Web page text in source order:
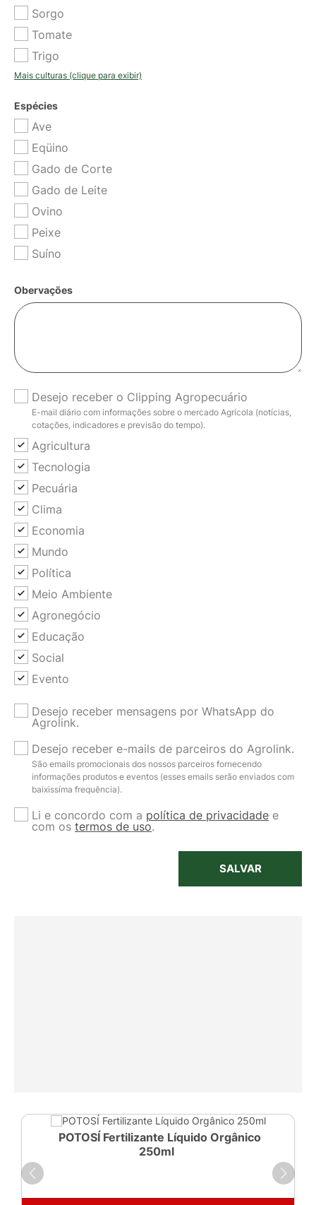
Sorgo
Tomate
Trigo
Mais culturas (clique para exibir)
Espécies
Ave
Eqüino
Gado de Corte
Gado de Leite
Ovino
Peixe
Suíno
Obervações
Desejo receber o Clipping Agropecuário
E-mail diário com informações sobre o mercado Agrícola (notícias,
cotações, indicadores e previsão do tempo).
Agricultura
Tecnologia
Pecuária
Clima
Economia
Mundo
Política
Meio Ambiente
Agronegócio
Educação
Social
Evento
Desejo receber mensagens por WhatsApp do
Agrolink.
Desejo receber e-mails de parceiros do Agrolink.
São emails promocionais dos nossos parceiros fornecendo
informações produtos e eventos (esses emails serão enviados com
baixissíma frequência).
Li e concordo com a política de privacidade e
com os termos de uso.
SALVAR
POTOSÍ Fertilizante Líquido Orgânico
250ml